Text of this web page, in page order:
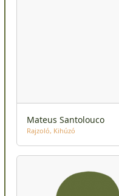
Mateus Santolouco
Rajzoló Kihúzó